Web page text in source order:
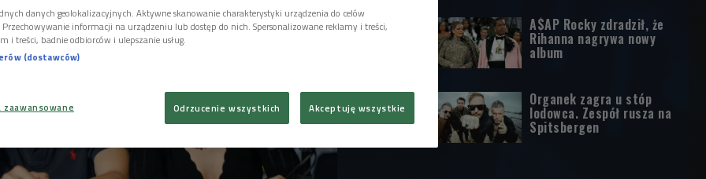
A$AP Rocky zdradził, że
Rihanna nagrywa nowy
album
Organek zagra u stóp
lodowca. Zespół rusza na
Spitsbergen
danych geolokalizacyjnych. Aktywne skanowanie charakterystyki urządzenia do celów
informacji na urządzeniu lub dostęp do nich. Spersonalizowane reklamy i treści,
i treści, badnie odbiorców i ulepszanie usług.
(dostawców)
Odrzucenie wszystkich Akceptuję wszystkie